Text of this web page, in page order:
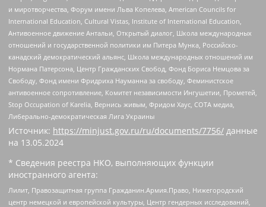
и миротворчества, Форум имени Льва Копелева, American Councils for
International Education, Cultural Vistas, Institute of International Education,
Антивоенное движение Антальи, Открытый диалог, Школа международных
отношений и государственной политики им Питера Мунка, Российско-
канадский демократический альянс, Школа международных отношений им
Нормана Патерсона, Центр Гражданских Свобод, Фонд Бориса Немцова за
Свободу, Фонд имени Фридриха Науманна за свободу, Феминистское
антивоенное сопротивление, Комитет независимости Ингушетии, Прометей,
Stop Occupation of Karelia, Вернись живым, Фридом Хаус, СОТА медиа,
Либерально-демократическая Лига Украины
Источник: https://minjust.gov.ru/ru/documents/7756/ данные
на 13.05.2024
* Сведения реестра НКО, выполняющих функции
иностранного агента:
Лилит, Правозащитная группа Гражданин.Армия.Право, Нижегородский
центр немецкой и европейской культуры, Центр гендерных исследований,